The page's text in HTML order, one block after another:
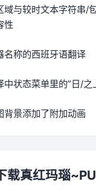
域与较时文本字符串/
性
名称的西班牙语翻译
中状态菜单里的”日/之
背景添加了附加动画
真红玛瑙